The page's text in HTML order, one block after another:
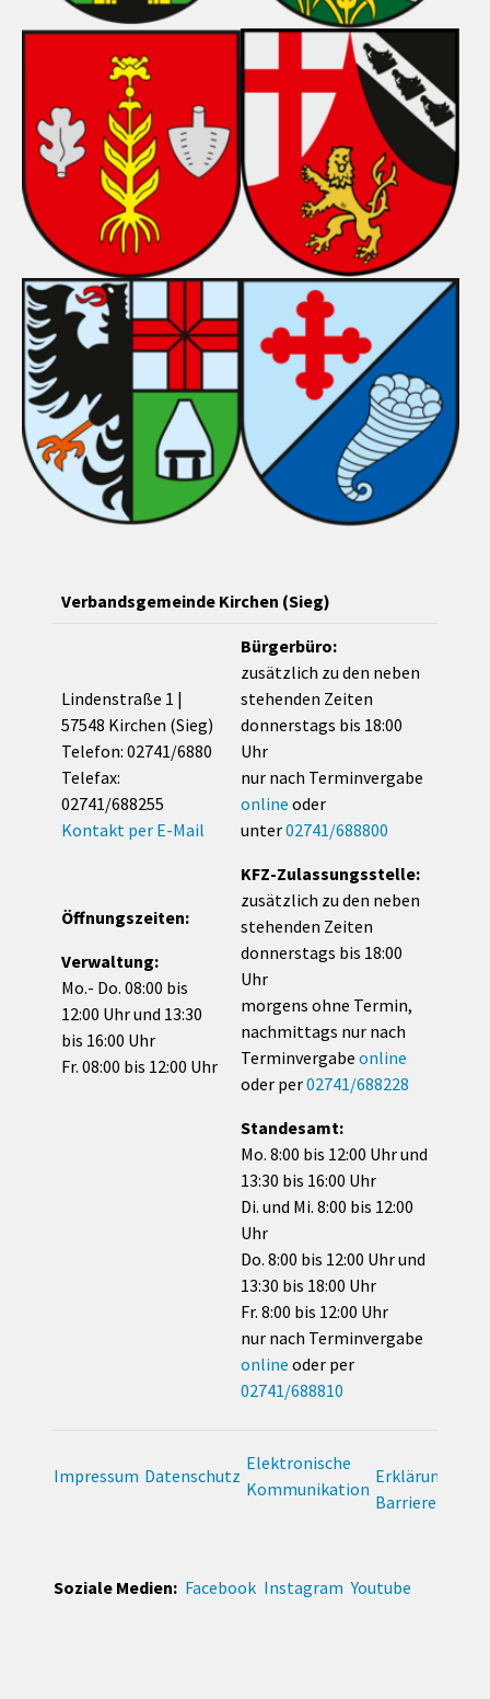
Verbandsgemeinde Kirchen (Sieg)
Lindenstraße 1 |
57548 Kirchen (Sieg)
Telefon: 02741/6880
Telefax:
02741/688255
Kontakt per E-Mail
Öffnungszeiten:
Verwaltung:
Mo.- Do. 08:00 bis
12:00 Uhr und 13:30
bis 16:00 Uhr
Fr. 08:00 bis 12:00 Uhr
Bürgerbüro:
zusätzlich zu den neben
stehenden Zeiten
donnerstags bis 18:00
Uhr
nur nach Terminvergabe
online oder
unter02741/688800
KFZ-Zulassungsstelle:
zusätzlich zu den neben
stehenden Zeiten
donnerstags bis 18:00
Uhr
morgens ohne Termin,
nachmittags nur nach
Terminvergabe online
oder per02741/688228
Standesamt:
Mo. 8:00 bis 12:00 Uhr und
13:30 bis 16:00 Uhr
Di. und Mi. 8:00 bis 12:00
Uhr
Do. 8:00 bis 12:00 Uhr und
13:30 bis 18:00 Uhr
Fr. 8:00 bis 12:00 Uhr
nur nach Terminvergabe
online oder per
02741/688810
Impressum Datenschutz
Elektronische
Kommunikation
Erklärung zur
Soziale Medien: Facebook Instagram Youtube